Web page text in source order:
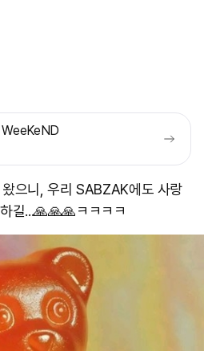
으니, 우리 SABZAK에도 사랑
길...🙏🙏🙏 ​ㅋㅋㅋㅋ